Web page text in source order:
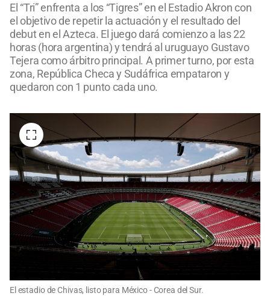
El “Tri” enfrenta a los “Tigres” en el Estadio Akron con
el objetivo de repetir la actuación y el resultado del
debut en el Azteca. El juego dará comienzo a las 22
horas (hora argentina) y tendrá al uruguayo Gustavo
Tejera como árbitro principal. A primer turno, por esta
zona, República Checa y Sudáfrica empataron y
quedaron con 1 punto cada uno.
El estadio de Chivas, listo para México - Corea del Sur.